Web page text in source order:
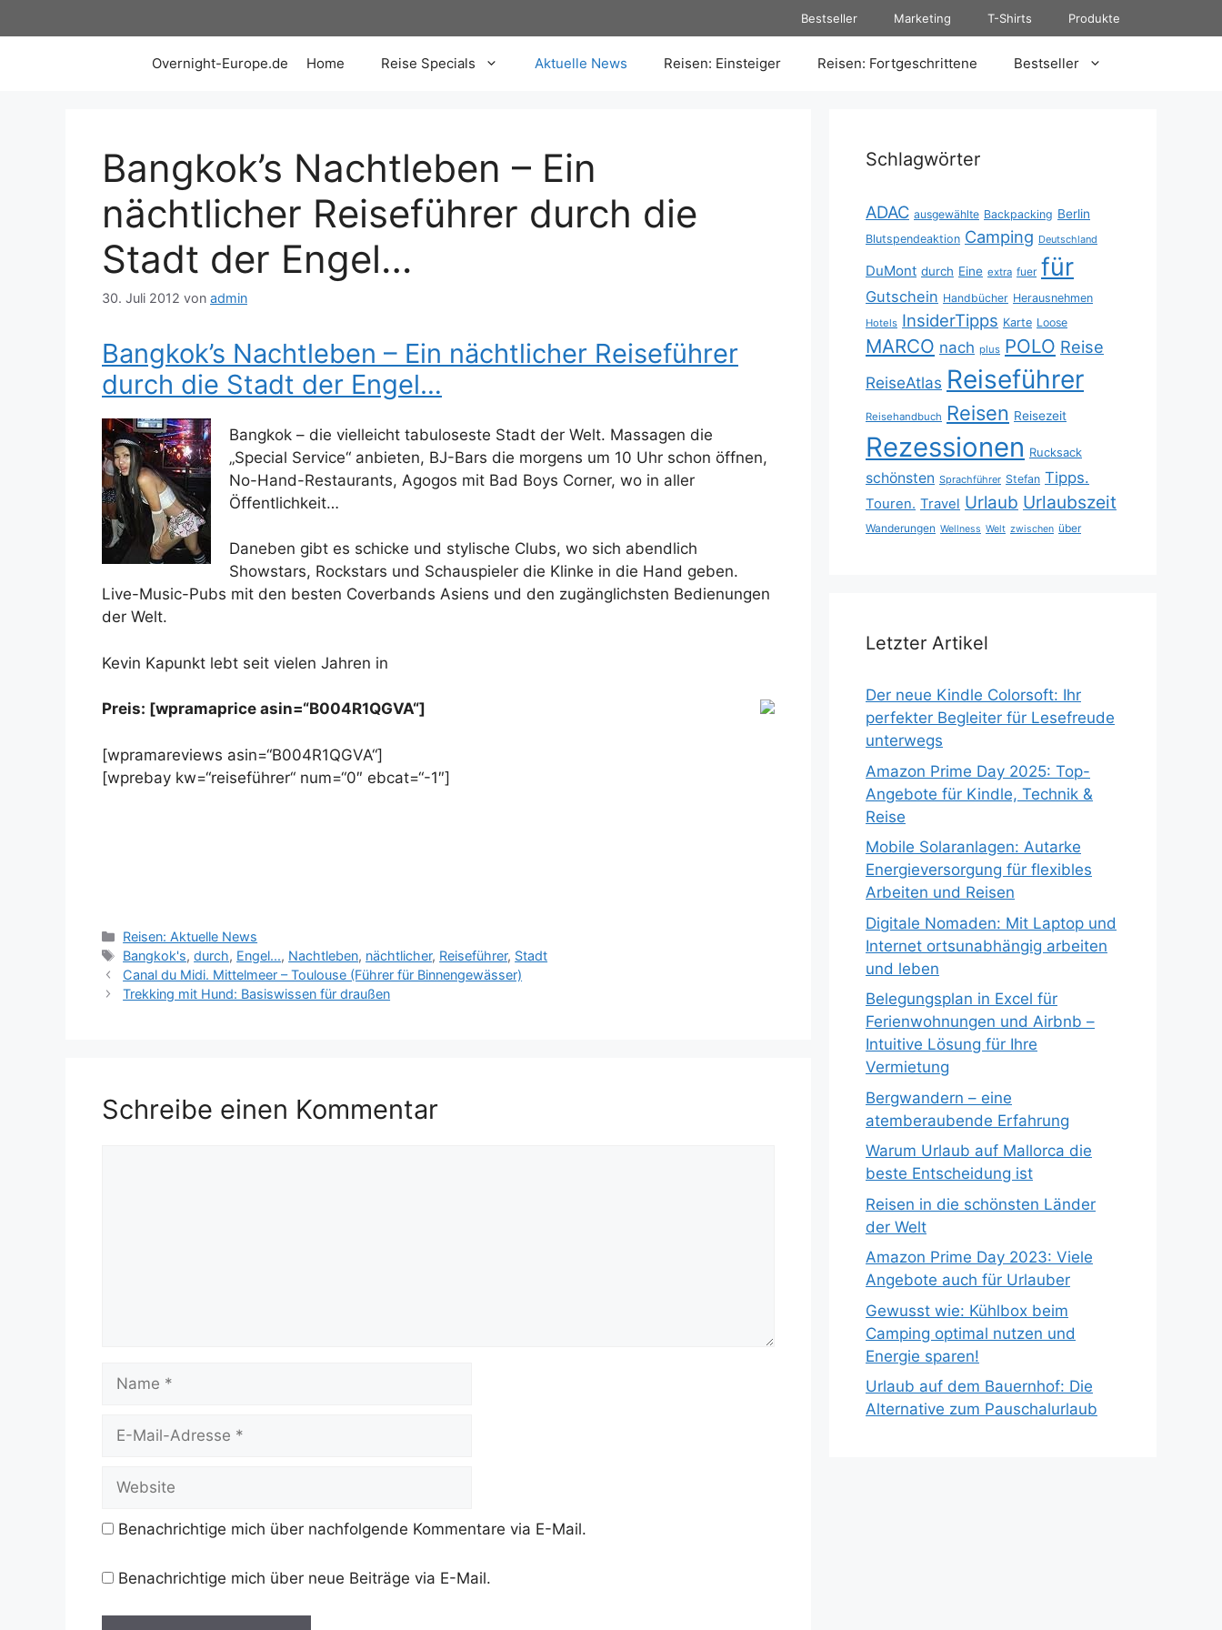
Inhalt
Bestseller Marketing T-Shirts Produkte
Overnight-Europe.de Home Reise Specials Aktuelle News Reisen: Einsteiger Reisen: Fortgeschrittene Bestseller
Bangkok’s Nachtleben – Ein
nächtlicher Reiseführer durch die
Stadt der Engel…
30. Juli 2012 von admin
Bangkok’s Nachtleben – Ein nächtlicher Reiseführer
durch die Stadt der Engel…
Bangkok – die vielleicht tabuloseste Stadt der Welt. Massagen die
„Special Service“ anbieten, BJ-Bars die morgens um 10 Uhr schon öffnen,
No-Hand-Restaurants, Agogos mit Bad Boys Corner, wo in aller
Öffentlichkeit…
Daneben gibt es schicke und stylische Clubs, wo sich abendlich
Showstars, Rockstars und Schauspieler die Klinke in die Hand geben.
Live-Music-Pubs mit den besten Coverbands Asiens und den zugänglichsten Bedienungen
der Welt.
Kevin Kapunkt lebt seit vielen Jahren in
Preis: [wpramaprice asin=“B004R1QGVA“]
[wpramareviews asin=“B004R1QGVA“]
[wprebay kw=“reiseführer“ num=“0″ ebcat=“-1″]
Kategorien
Reisen: Aktuelle News
Schlagwörter
Bangkok's,durch, Engel..., Nachtleben, nächtlicher, Reiseführer, Stadt
Canal du Midi. Mittelmeer – Toulouse (Führer für Binnengewässer)
Trekking mit Hund: Basiswissen für draußen
Schreibe einen Kommentar
Name
Website
Benachrichtige mich über nachfolgende Kommentare via E-Mail.
Benachrichtige mich über neue Beiträge via E-Mail.
Schlagwörter
ADAC ausgewählte Backpacking Berlin
Blutspendeaktion Camping Deutschland
DuMont durch Eine extra fuer für
Gutschein Handbücher Herausnehmen
Hotels InsiderTipps Karte Loose
MARCO nach plus POLO Reise
ReiseAtlas Reiseführer
Reisehandbuch Reisen Reisezeit
Rezessionen Rucksack
schönsten Sprachführer Stefan Tipps.
Touren. Travel Urlaub Urlaubszeit
Wanderungen Wellness Welt zwischen über
Letzter Artikel
Der neue Kindle Colorsoft: Ihr
perfekter Begleiter für Lesefreude
unterwegs
Amazon Prime Day 2025: Top-
Angebote für Kindle, Technik &
Reise
Mobile Solaranlagen: Autarke
Energieversorgung für flexibles
Arbeiten und Reisen
Digitale Nomaden: Mit Laptop und
Internet ortsunabhängig arbeiten
und leben
Belegungsplan in Excel für
Ferienwohnungen und Airbnb –
Intuitive Lösung für Ihre
Vermietung
Bergwandern – eine
atemberaubende Erfahrung
Warum Urlaub auf Mallorca die
beste Entscheidung ist
Reisen in die schönsten Länder
der Welt
Amazon Prime Day 2023: Viele
Angebote auch für Urlauber
Gewusst wie: Kühlbox beim
Camping optimal nutzen und
Energie sparen!
Urlaub auf dem Bauernhof: Die
Alternative zum Pauschalurlaub